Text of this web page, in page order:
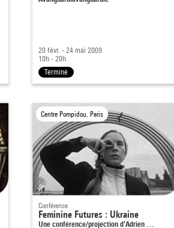
20 févr. - 24 mai 2009
10h - 20h
Terminé
Centre Pompidou, Paris
Conférence
Feminine Futures : Ukraine
Une conférence/projection d’Adrien …